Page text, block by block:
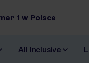
1 w Polsce
All Inclusive